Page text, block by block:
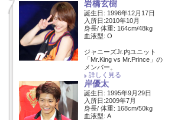
岩橋玄樹
誕生日: 1996年12月17日
入所日:2010年10月
身長/ 体重: 164cm/48kg
血液型: O
ジャニーズJr.内ユニット
「Mr.King vs Mr.Prince」の
メンバー。
詳しく見る
岸優太
誕生日: 1995年9月29日
入所日:2009年7月
身長/ 体重: 168cm/50kg
血液型: A